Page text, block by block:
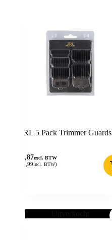
JRL 5 Pack Trimmer Guards
14,87excl. BTW
17,99incl. BTW)